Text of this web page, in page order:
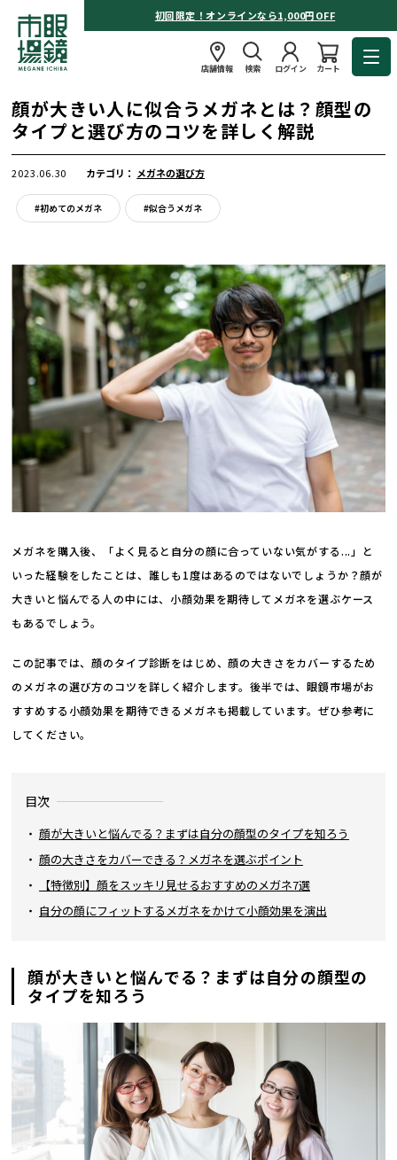
初回限定！オンラインなら1,000円OFF
店舗情報 検索 ログイン カート
顔が大きい人に似合うメガネとは？顔型の
タイプと選び方のコツを詳しく解説
2023.06.30 カテゴリ： メガネの選び方
#初めてのメガネ #似合うメガネ
メガネを購入後、「よく見ると自分の顔に合っていない気がする...」と
いった経験をしたことは、誰しも1度はあるのではないでしょうか？顔が
大きいと悩んでる人の中には、小顔効果を期待してメガネを選ぶケース
もあるでしょう。
この記事では、顔のタイプ診断をはじめ、顔の大きさをカバーするため
のメガネの選び方のコツを詳しく紹介します。後半では、眼鏡市場がお
すすめする小顔効果を期待できるメガネも掲載しています。ぜひ参考に
してください。
目次
顔が大きいと悩んでる？まずは自分の顔型のタイプを知ろう
顔の大きさをカバーできる？メガネを選ぶポイント
【特徴別】顔をスッキリ見せるおすすめのメガネ7選
自分の顔にフィットするメガネをかけて小顔効果を演出
顔が大きいと悩んでる？まずは自分の顔型の
タイプを知ろう